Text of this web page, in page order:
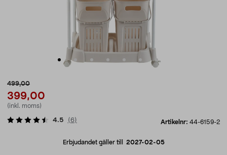
499,00
399,00
(inkl. moms)
Artikelnr: 44-6159-2
4.5 (6)
Erbjudandet gäller till 2027-02-05